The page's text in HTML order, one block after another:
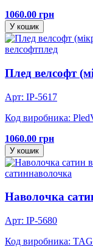
1060.00 грн
У кошик
велсофтплед
Плед велсофт
Арт: IP-5617
Код виробника:
1060.00 грн
У кошик
сатиннаволочка
Наволочка
Арт: IP-5680
Код виробника: